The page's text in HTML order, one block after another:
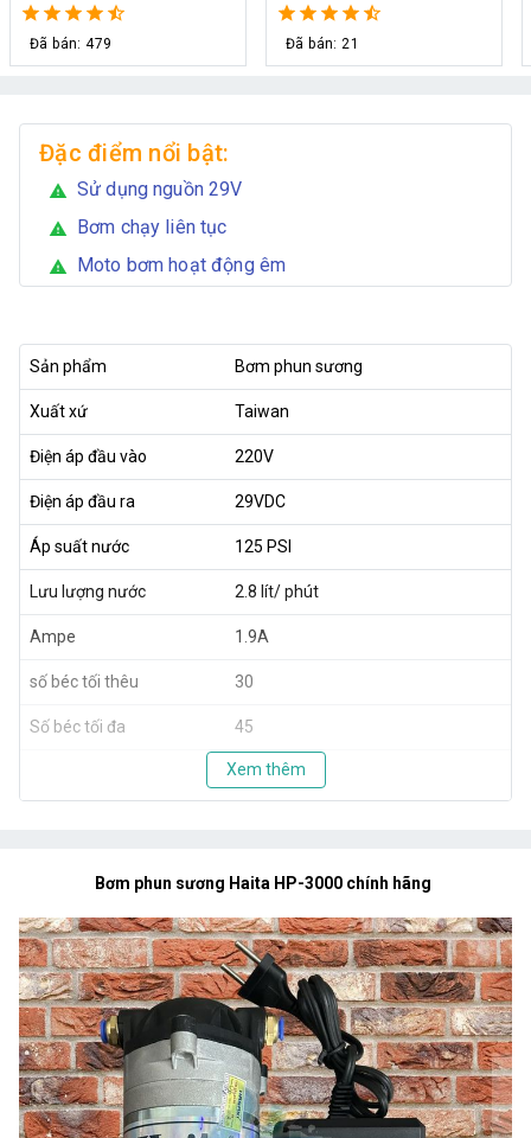
Đã bán: 21 Đã bán: 34
Đặc điểm nổi bật:
warning Sử dụng nguồn 29V
warning Bơm chạy liên tục
warning Moto bơm hoạt động êm
Sản phẩm Bơm phun sương
Xuất xứ Taiwan
Điện áp đầu vào 220V
Điện áp đầu ra 29VDC
Áp suất nước 125 PSI
Lưu lượng nước 2.8 lít/ phút
Ampe 1.9A
số béc tối thêu 30
Số béc tối đa 45
Xem thêm
Bơm phun sương Haita HP-3000 chính hãng